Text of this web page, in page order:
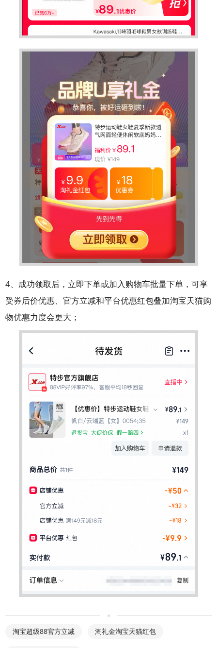
4、成功领取后，立即下单或加入购物车批量下单，可享
受券后价优惠、官方立减和平台优惠红包叠加淘宝天猫购
物优惠力度会更大；
淘宝超级88官方立减 淘礼金淘宝天猫红包